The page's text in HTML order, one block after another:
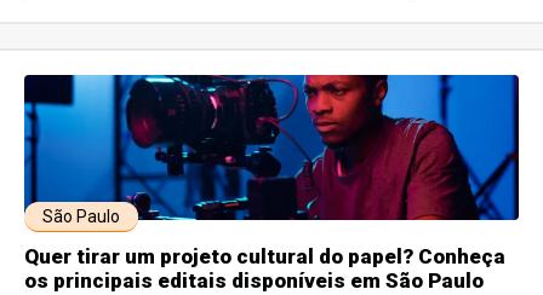
São Paulo
Quer tirar um projeto cultural do papel? Conheça
os principais editais disponíveis em São Paulo